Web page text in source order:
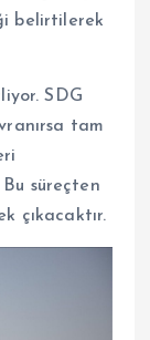
belirtilerek
SDG
tam
süreçten
çıkacaktır.